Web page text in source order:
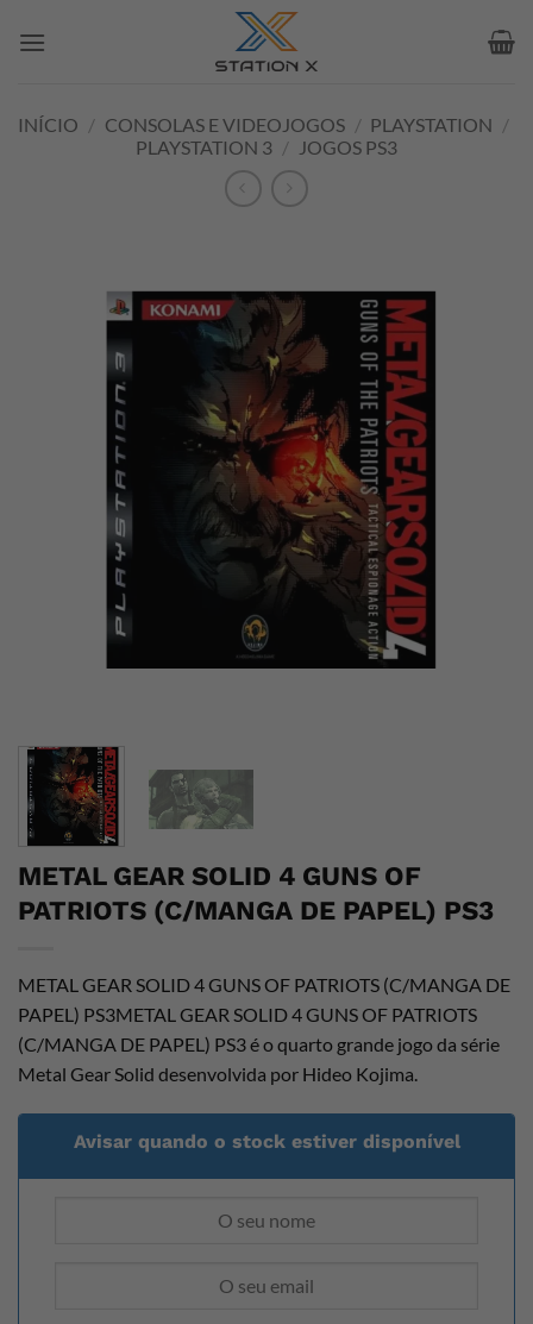
INÍCIO / CONSOLAS E VIDEOJOGOS / PLAYSTATION /
PLAYSTATION 3 / JOGOS PS3
METAL GEAR SOLID 4 GUNS OF
PATRIOTS (C/MANGA DE PAPEL) PS3
METAL GEAR SOLID 4 GUNS OF PATRIOTS (C/MANGA DE
PAPEL) PS3METAL GEAR SOLID 4 GUNS OF PATRIOTS
(C/MANGA DE PAPEL) PS3 é o quarto grande jogo da série
Metal Gear Solid desenvolvida por Hideo Kojima.
Avisar quando o stock estiver disponível